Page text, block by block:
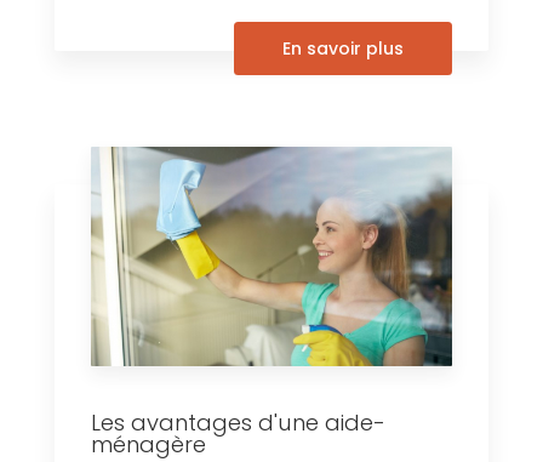
En savoir plus
Les avantages d'une aide-
ménagère